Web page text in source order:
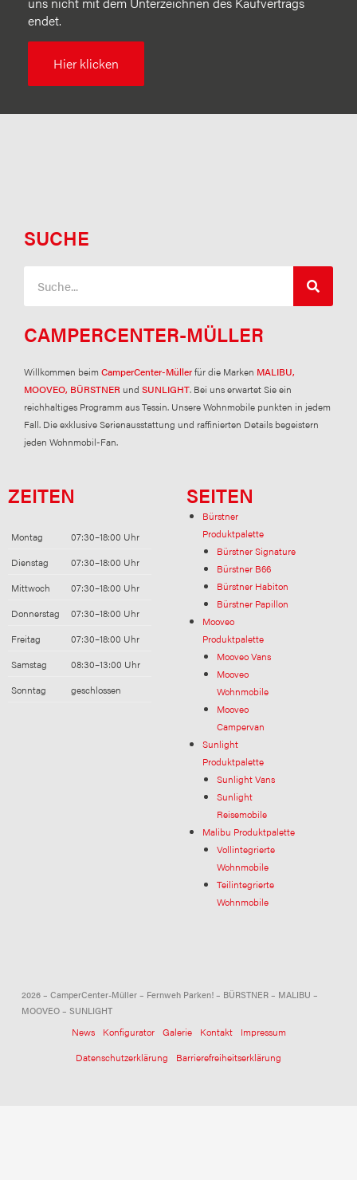
endet.
Hier klicken
SUCHE
CAMPERCENTER-MÜLLER
Willkommen beim CamperCenter-Müllerfür die Marken MALIBU,
MOOVEO, BÜRSTNER und SUNLIGHT. Bei uns erwartet Sie ein
reichhaltiges Programm aus Tessin. Unsere Wohnmobile punkten in jedem
Fall. Die exklusive Serienausstattung und raffinierten Details begeistern
jeden Wohnmobil-Fan.
ZEITEN
Montag
07:30–18:00 Uhr
Dienstag
07:30–18:00 Uhr
Mittwoch
07:30–18:00 Uhr
Donnerstag
07:30–18:00 Uhr
Freitag
07:30–18:00 Uhr
Samstag
08:30–13:00 Uhr
Sonntag
geschlossen
SEITEN
Bürstner
Produktpalette
Bürstner Signature
Bürstner B66
Bürstner Habiton
Bürstner Papillon
Mooveo
Produktpalette
Mooveo Vans
Mooveo
Wohnmobile
Mooveo
Campervan
Sunlight
Produktpalette
Sunlight Vans
Sunlight
Reisemobile
Malibu Produktpalette
Vollintegrierte
Wohnmobile
Teilintegrierte
Wohnmobile
2026 – CamperCenter-Müller – Fernweh Parken! – BÜRSTNER – MALIBU –
MOOVEO – SUNLIGHT
News Konfigurator Galerie Kontakt
Impressum
Datenschutzerklärung
Barrierefreiheitserklärung